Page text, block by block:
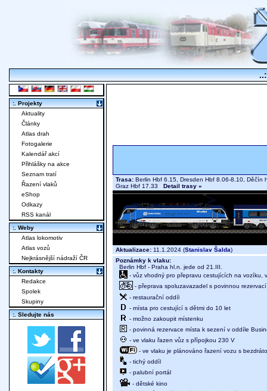
Trasa: Berlin Hbf 6.15, Dresden Hbf 8.06-8.10,
Graz Hbf 17.33 Detail trasy »
Aktualizace: 11.1.2024 (Stanislav Šalda)
Poznámky k vlaku:
Berlin Hbf - Praha hl.n. jede od 21.III.
- vůz vhodný pro přepravu cestujících na vozíku,
- přeprava spoluzavazadel s povinnou
- restaurační oddíl
- místa pro cestující s dětmi do 10 let
- možno zakoupit místenku
- povinná rezervace místa k sezení v oddíle
- ve vlaku řazen vůz s přípojkou 230 V
- ve vlaku je plánováno řazení vozu s
- tichý oddíl
- palubní portál
- dětské kino
:. Projekty
Aktuality
Články
Atlas drah
Fotogalerie
Kalendář akcí
Přihlášky na akce
Seznam tratí
Řazení vlaků
eShop
Odkazy
RSS kanál
:. Weby
Atlas lokomotiv
Atlas vozů
Nejkrásnější nádraží ČR
:. Kontakty
Redakce
Spolek
Skupiny
:. Sledujte nás